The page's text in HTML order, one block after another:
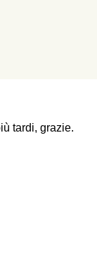
tardi, grazie.